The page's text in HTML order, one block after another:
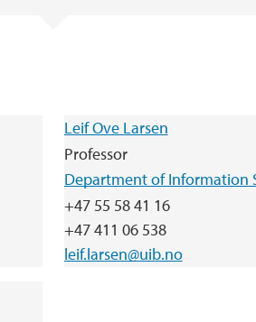
Leif Ove Larsen
Professor
Department of Information
+47 55 58 41 16
+47 411 06 538
leif.larsen@uib.no